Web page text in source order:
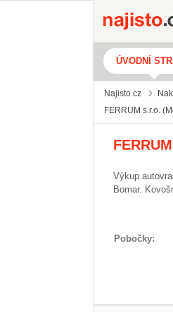
ÚVODNÍ
Najisto.cz
FERRUM s.r.o.
Výkup
Bomar.
Pobočky